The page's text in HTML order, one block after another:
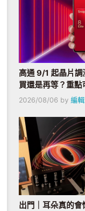
高通 9/1 起晶片
買還是再等？重點
2026/08/06 by 編
出門｜耳朵真的